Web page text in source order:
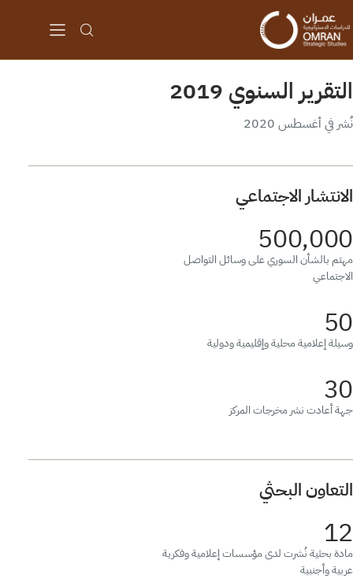
التقرير السنوي 2019
نُشر في أغسطس 2020
الانتشار الاجتماعي
500,000
مهتم بالشأن السوري على وسائل التواصل
الاجتماعي
50
وسيلة إعلامية محلية وإقليمية ودولية
30
جهة أعادت نشر مخرجات المركز
التعاون البحثي
12
مادة بحثية نُشرت لدى مؤسسات إعلامية وفكرية
عربية وأجنبية